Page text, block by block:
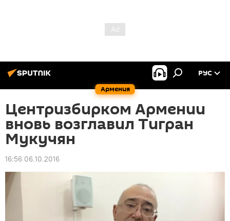
Армения
РУС
Центризбирком Армении
вновь возглавил Тигран
Мукучян
16:56 06.10.2016